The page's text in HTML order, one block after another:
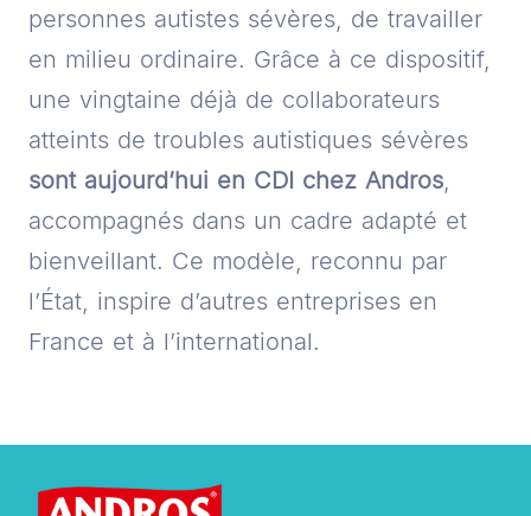
personnes autistes sévères, de travailler
en milieu ordinaire. Grâce à ce dispositif,
une vingtaine déjà de collaborateurs
atteints de troubles autistiques sévères
sont aujourd’hui en CDI chez Andros,
accompagnés dans un cadre adapté et
bienveillant. Ce modèle, reconnu par
l’État, inspire d’autres entreprises en
France et à l’international.